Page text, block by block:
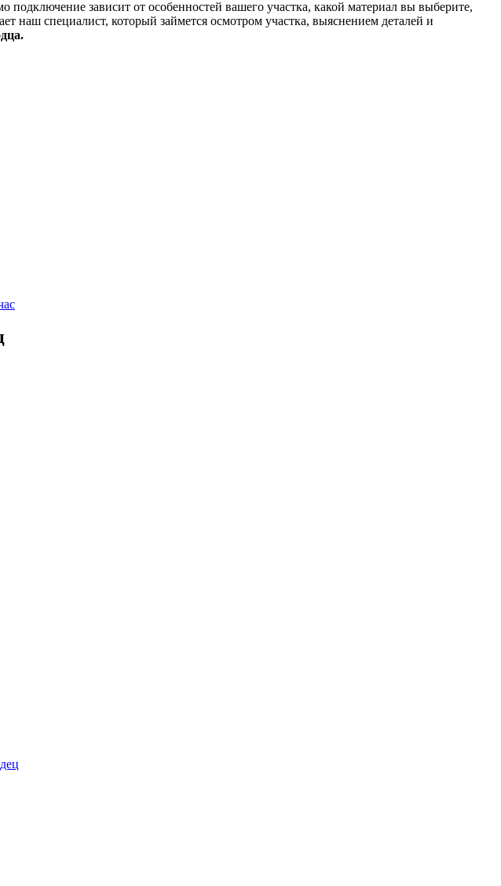
подключение зависит от особенностей вашего участка, какой материал вы выберите,
наш специалист, который займется осмотром участка, выяснением деталей и